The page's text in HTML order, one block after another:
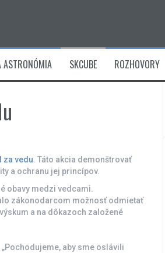
ASTRONÓMIA SKCUBE ROZHOVORY
za vedu. Táto akcia demonštrovať
a ochranu jej princípov.
obavy medzi vedcami.
zákonodarcom možnosť odmietať
a na dôkazoch založené
aby sme oslávili